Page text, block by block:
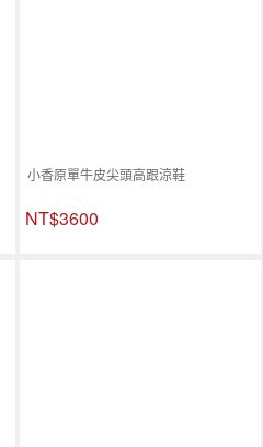
小香原單牛皮尖頭高跟涼鞋
NT$3600